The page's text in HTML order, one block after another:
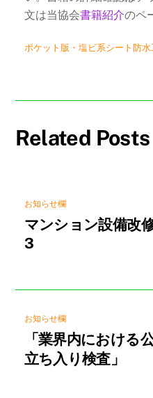
文は当協会書籍紹介のペ
ポケット版・塩ビ系シート防
Related Posts
お知らせ欄
マンション設備改
3
お知らせ欄
「業界内における
立ち入り検査」